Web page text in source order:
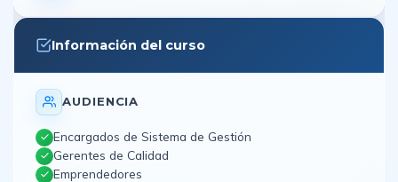
Información del curso
AUDIENCIA
Encargados de Sistema de Gestión
Gerentes de Calidad
Emprendedores